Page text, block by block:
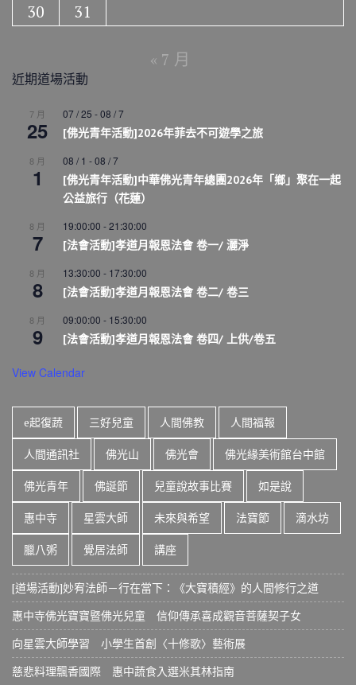
30
31
« 7 月
近期道場活動
7 月
25
07 / 25 -08 / 7
[佛光青年活動]2026年菲去不可遊學之旅
8 月
1
08 / 1 -08 / 7
[佛光青年活動]中華佛光青年總團2026年「鄉」聚在一起
公益旅行（花蓮）
8 月
7
19:00:00 -21:30:00
[法會活動]孝道月報恩法會 卷一/ 灑淨
8 月
8
13:30:00 - 17:30:00
[法會活動]孝道月報恩法會 卷二/ 卷三
8 月
9
09:00:00 - 15:30:00
[法會活動]孝道月報恩法會 卷四/ 上供/卷五
View Calendar
e起復蔬 三好兒童 人間佛教 人間福報
人間通訊社 佛光山 佛光會 佛光緣美術館台中館
佛光青年 佛誕節 兒童說故事比賽 如是說
惠中寺 星雲大師 未來與希望 法寶節 滴水坊
臘八粥 覺居法師 講座
[道場活動]妙宥法師－行在當下：《大寶積經》的人間修行之道
惠中寺佛光寶寶暨佛光兒童 信仰傳承喜成觀音菩薩契子女
向星雲大師學習 小學生首創〈十修歌〉藝術展
慈悲料理飄香國際 惠中蔬食入選米其林指南